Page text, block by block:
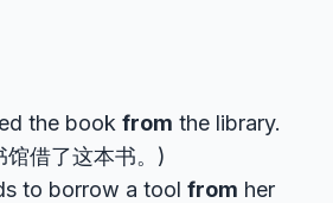
the book from the library.
馆借了这本书。)
to borrow a tool from her